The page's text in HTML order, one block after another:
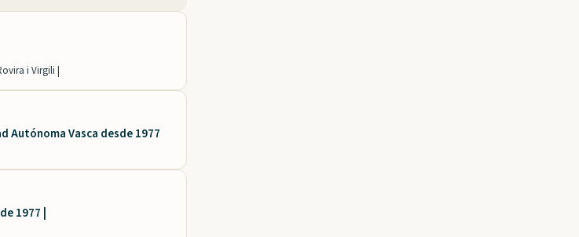
i Virgili |
Vasca desde 1977
1977 |